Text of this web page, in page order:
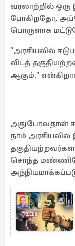
வரலாற்றில்
போகிறதோ,
பொருளாக
"அரசியலில்
விடத்
ஆகும்."
அதுபோலதான்
நாம்
சொந்த